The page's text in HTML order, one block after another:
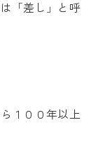
「差し」と呼
１００年以上